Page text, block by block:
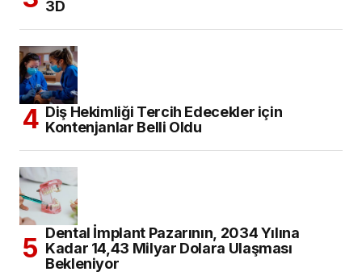
3D
Diş Hekimliği Tercih Edecekler için
Kontenjanlar Belli Oldu
Dental İmplant Pazarının, 2034 Yılına
Kadar 14,43 Milyar Dolara Ulaşması
Bekleniyor